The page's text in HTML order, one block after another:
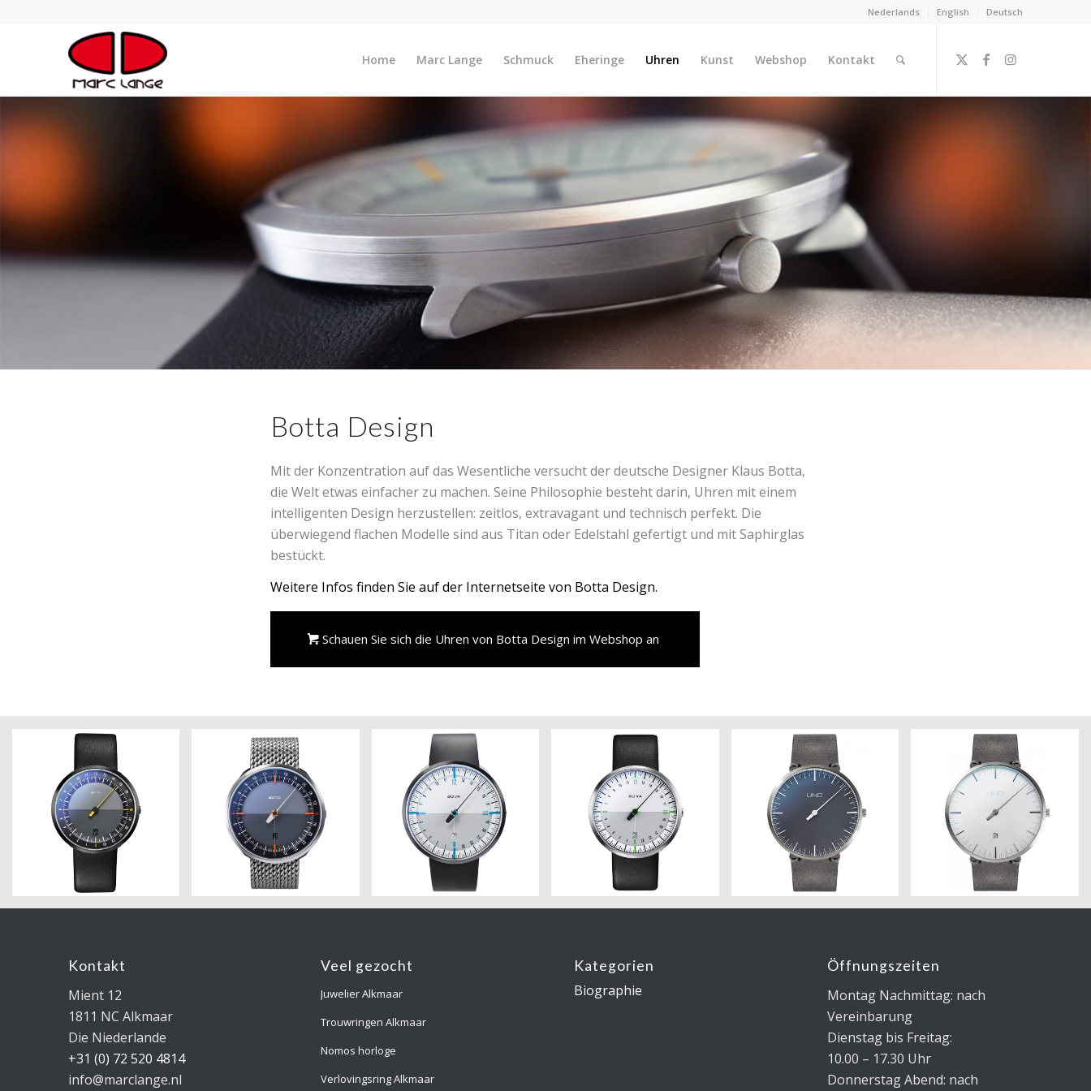
Nederlands English Deutsch
Home Marc Lange Schmuck Eheringe Uhren Kunst Webshop Kontakt
Botta Design
Mit der Konzentration auf das Wesentliche versucht der deutsche Designer Klaus Botta,
die Welt etwas einfacher zu machen. Seine Philosophie besteht darin, Uhren mit einem
intelligenten Design herzustellen: zeitlos, extravagant und technisch perfekt. Die
überwiegend flachen Modelle sind aus Titan oder Edelstahl gefertigt und mit Saphirglas
bestückt.
Weitere Infos finden Sie auf der Internetseite von Botta Design.
Schauen Sie sich die Uhren von Botta Design im Webshop an
Kontakt
Mient 12
1811 NC Alkmaar
Die Niederlande
+31 (0) 72 520 4814
info@marclange.nl
Veel gezocht
Juwelier Alkmaar
Trouwringen Alkmaar
Nomos horloge
Verlovingsring Alkmaar
Kategorien
Biographie
Öffnungszeiten
Montag Nachmittag: nach
Vereinbarung
Dienstag bis Freitag:
10.00 – 17.30 Uhr
Donnerstag Abend: nach